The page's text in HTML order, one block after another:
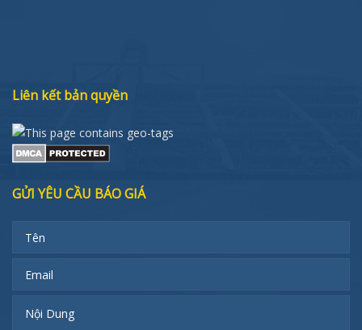
Liên kết bản quyền
GỬI YÊU CẦU BÁO GIÁ